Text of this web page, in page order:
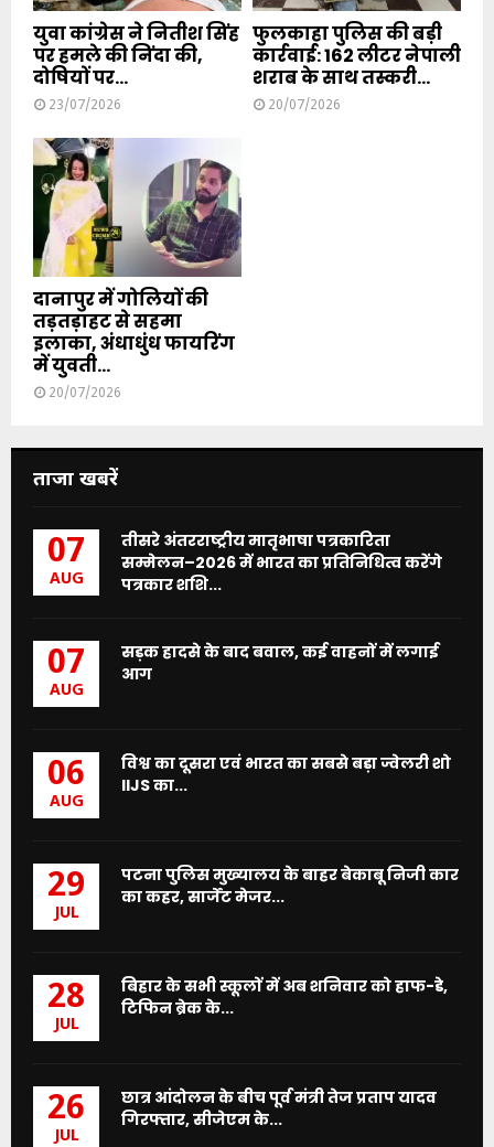
युवा कांग्रेस ने नितीश सिंह
पर हमले की निंदा की,
दोषियों पर...
23/07/2026
फुलकाहा पुलिस की बड़ी
कार्रवाई: 162 लीटर नेपाली
शराब के साथ तस्करी...
20/07/2026
दानापुर में गोलियों की
तड़तड़ाहट से सहमा
इलाका, अंधाधुंध फायरिंग
में युवती...
20/07/2026
ताजा खबरें
07
AUG
तीसरे अंतरराष्ट्रीय मातृभाषा पत्रकारिता
सम्मेलन–2026 में भारत का प्रतिनिधित्व करेंगे
पत्रकार शशि...
07
AUG
सड़क हादसे के बाद बवाल, कई वाहनों में लगाई
आग
06
AUG
विश्व का दूसरा एवं भारत का सबसे बड़ा ज्वेलरी शो
IIJS का...
29
JUL
पटना पुलिस मुख्यालय के बाहर बेकाबू निजी कार
का कहर, सार्जेंट मेजर...
28
JUL
बिहार के सभी स्कूलों में अब शनिवार को हाफ-डे,
टिफिन ब्रेक के...
26
JUL
छात्र आंदोलन के बीच पूर्व मंत्री तेज प्रताप यादव
गिरफ्तार, सीजेएम के...